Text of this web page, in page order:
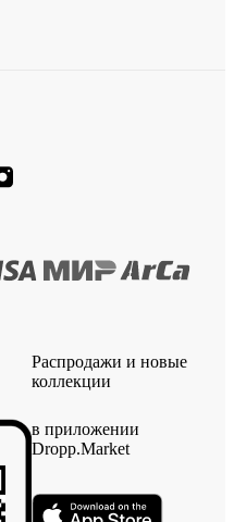
Распродажи и новые
коллекции
в приложении
Dropp.Market